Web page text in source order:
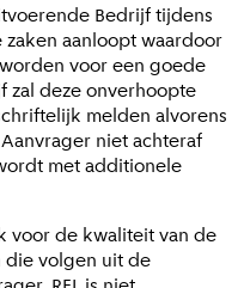
Bedrijf tijdens
aanloopt waardoor
voor een goede
zal deze onverhoopte
melden alvorens
niet achteraf
met additionele
voor de kwaliteit van de
volgen uit de